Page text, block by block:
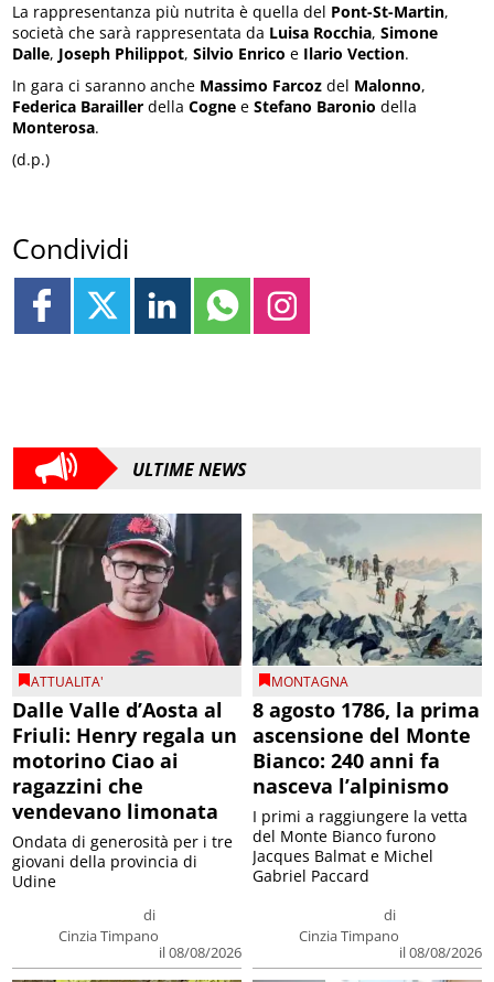
La rappresentanza più nutrita è quella del Pont-St-Martin,
società che sarà rappresentata da Luisa Rocchia,Simone
Dalle, Joseph Philippot,Silvio Enricoe Ilario Vection.
In gara ci saranno anche Massimo Farcoz del Malonno,
Federica Barailler dellaCogne eStefano Baronio della
Monterosa.
(d.p.)
Condividi
ULTIME NEWS
ATTUALITA'
Dalle Valle d’Aosta al
Friuli: Henry regala un
motorino Ciao ai
ragazzini che
vendevano limonata
di
Cinzia Timpano
il 08/08/2026
Ondata di generosità per i tre
giovani della provincia di
Udine
MONTAGNA
8 agosto 1786, la prima
ascensione del Monte
Bianco: 240 anni fa
nasceva l’alpinismo
di
Cinzia Timpano
il 08/08/2026
I primi a raggiungere la vetta
del Monte Bianco furono
Jacques Balmat e Michel
Gabriel Paccard